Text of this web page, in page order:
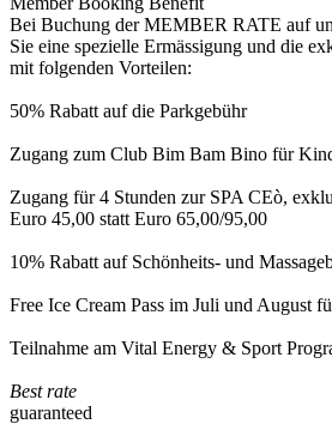
Bei Buchung der MEMBER RATE auf
Sie eine spezielle Ermässigung und die
mit folgenden Vorteilen:
50% Rabatt auf die Parkgebühr
Zugang zum Club Bim Bam Bino für
Zugang für 4 Stunden zur SPA CEò,
Euro 45,00 statt Euro 65,00/95,00
10% Rabatt auf Schönheits- und
Free Ice Cream Pass im Juli und August
Teilnahme am Vital Energy & Sport
Best rate
guaranteed